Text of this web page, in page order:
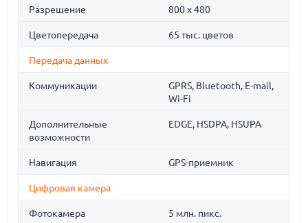
Разрешение 800 x 480
Цветопередача 65 тыс. цветов
Передача данных
Коммуникации
GPRS, Bluetooth, E-mail,
Wi-Fi
Дополнительные
возможности
EDGE, HSDPA, HSUPA
Навигация GPS-приемник
Цифровая камера
Фотокамера 5 млн. пикс.